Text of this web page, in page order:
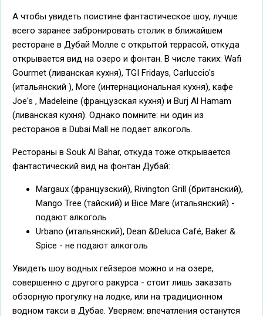
А чтобы увидеть поистине фантастическое шоу, лучше
всего заранее забронировать столик в ближайшем
ресторане в Дубай Молле с открытой террасой, откуда
открывается вид на озеро и фонтан. В числе таких: Wafi
Gourmet (ливанская кухня), TGI Fridays, Carluccio's
(итальянский ), More (интернациональная кухня), кафе
Joe's , Madeleine (французская кухня) и Burj Al Hamam
(ливанcкая кухня). Однако помните: ни один из
ресторанов в Dubai Mall не подает алкоголь.
Рестораны в Souk Al Bahar, откуда тоже открывается
фантастический вид на фонтан Дубай:
Margaux (французский), Rivington Grill (британский),
Mango Tree (тайский) и Bice Mare (итальянский) -
подают алкоголь
Urbano (итальянский), Dean &Deluca Café, Baker &
Spice - не подают алкоголь
Увидеть шоу водных гейзеров можно и на озере,
совершенно с другого ракурса - стоит лишь заказать
обзорную прогулку на лодке, или на традиционном
водном такси в Дубае. Уверяем: впечатления останутся